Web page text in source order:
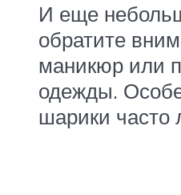
И еще
обратите
маникюр или
одежды.
шарики часто